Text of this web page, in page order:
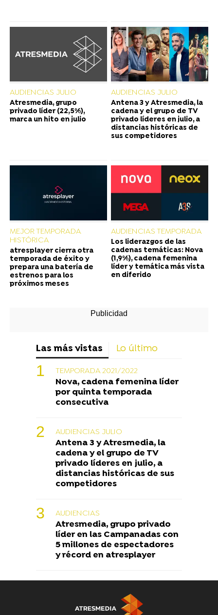
AUDIENCIAS JULIO
Atresmedia, grupo
privado líder (22,5%),
marca un hito en julio
AUDIENCIAS JULIO
Antena 3 y Atresmedia, la
cadena y el grupo de TV
privado líderes en julio, a
distancias históricas de
sus competidores
MEJOR TEMPORADA
HISTÓRICA
atresplayer cierra otra
temporada de éxito y
prepara una batería de
estrenos para los
próximos meses
AUDIENCIAS TEMPORADA
Los liderazgos de las
cadenas temáticas: Nova
(1,9%), cadena femenina
líder y temática más vista
en diferido
Las más vistas Lo último
TEMPORADA 2021/2022
Nova, cadena femenina líder
por quinta temporada
consecutiva
AUDIENCIAS JULIO
Antena 3 y Atresmedia, la
cadena y el grupo de TV
privado líderes en julio, a
distancias históricas de sus
competidores
AUDIENCIAS
Atresmedia, grupo privado
líder en las Campanadas con
5 millones de espectadores
y récord en atresplayer